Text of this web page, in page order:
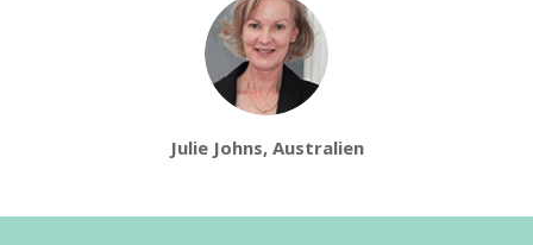
Julie Johns, Australien